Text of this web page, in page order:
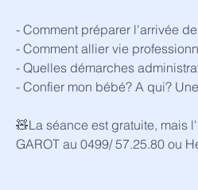
- Comment préparer l'arrivée
- Comment allier vie
- Quelles démarches
- Confier mon bébé? A qui?
🧸La séance est gratuite, mais
GAROT au 0499/ 57.25.80 ou